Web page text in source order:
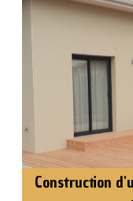
Construction